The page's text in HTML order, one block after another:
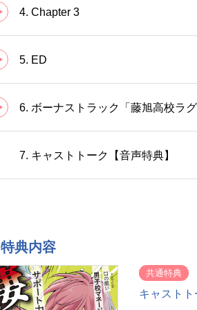
4. Chapter 3
5. ED
6. ボーナストラック「藤旭高校ラグ
7. キャストトーク【音声特典】
特典内容
共通特典
キャストト